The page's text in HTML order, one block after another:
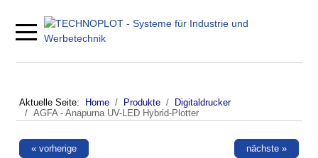
Mobile Menu Toggle
Aktuelle Seite: Home Produkte
Digitaldrucker
AGFA - Anapurna UV-LED Hybrid-Plotter
« vorherige nächste »